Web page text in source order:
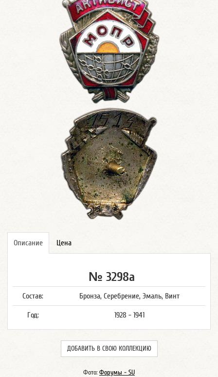
Описание Цена
№ 3298а
Состав: Бронза, Серебрение, Эмаль, Винт
Год: 1928 - 1941
ДОБАВИТЬ В СВОЮ КОЛЛЕКЦИЮ
Фото: Форумы - SU